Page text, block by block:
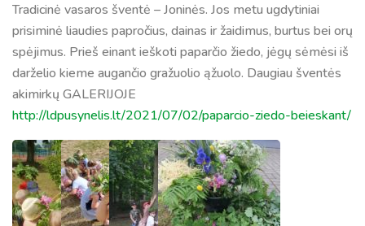
Tradicinė vasaros šventė – Joninės. Jos metu ugdytiniai
prisiminė liaudies papročius, dainas ir žaidimus, burtus bei orų
spėjimus. Prieš einant ieškoti paparčio žiedo, jėgų sėmėsi iš
darželio kieme augančio gražuolio ąžuolo. Daugiau šventės
akimirkų GALERIJOJE
http://ldpusynelis.lt/2021/07/02/paparcio-ziedo-beieskant/